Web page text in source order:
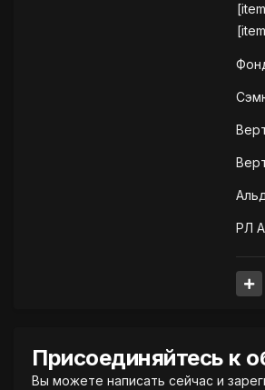
РЛ
Присоединяйтесь к
Вы можете написать сейчас и